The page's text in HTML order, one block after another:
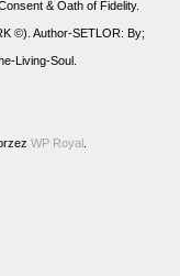
& Oath of Fidelity.
©). Author-SETLOR: By;
Living-Soul.
WP Royal .